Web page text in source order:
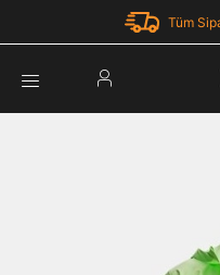
Tüm
Parola